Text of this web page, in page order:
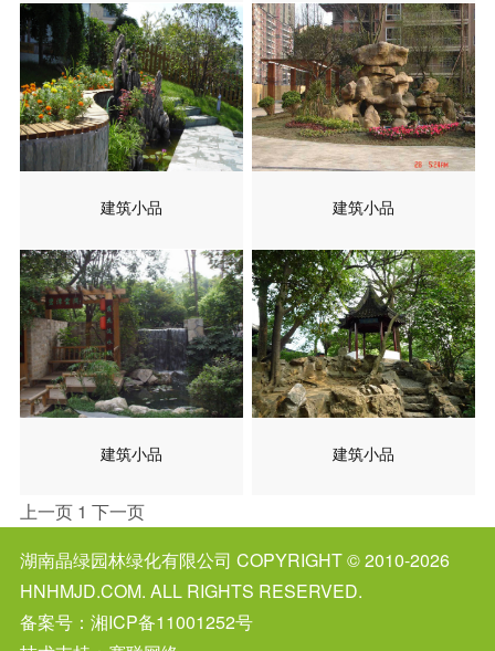
建筑小品 建筑小品
建筑小品 建筑小品
上一页 1 下一页
湖南晶绿园林绿化有限公司 COPYRIGHT © 2010-2026
HNHMJD.COM. ALL RIGHTS RESERVED.
备案号： 湘ICP备11001252号